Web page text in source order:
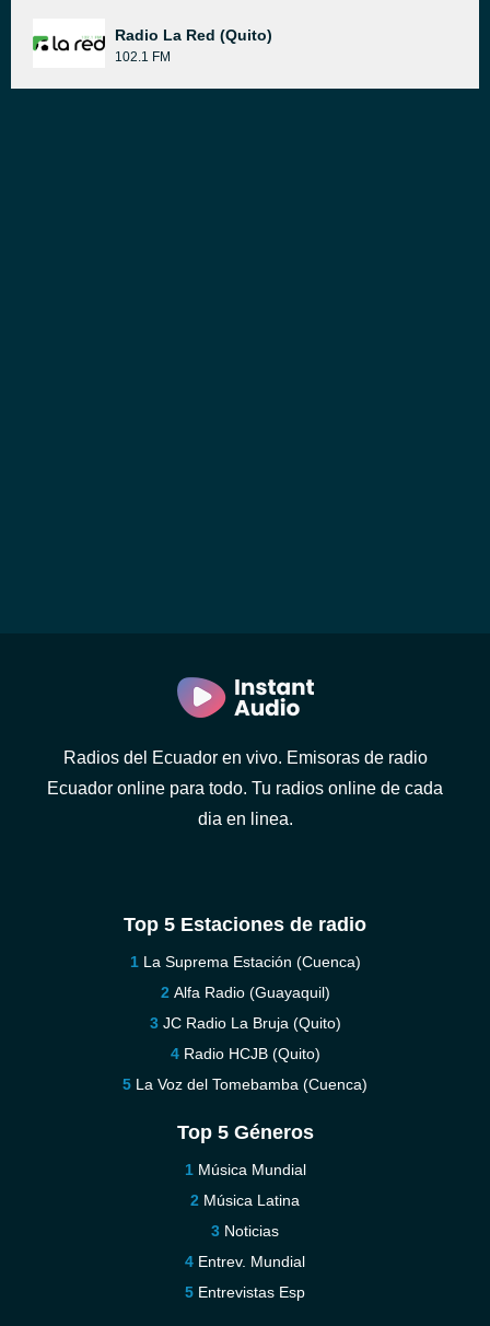
Radio La Red (Quito)
102.1 FM
Radios del Ecuador en vivo. Emisoras de radio
Ecuador online para todo. Tu radios online de cada
dia en linea.
Top 5 Estaciones de radio
La Suprema Estación (Cuenca)
Alfa Radio (Guayaquil)
JC Radio La Bruja (Quito)
Radio HCJB (Quito)
La Voz del Tomebamba (Cuenca)
Top 5 Géneros
Música Mundial
Música Latina
Noticias
Entrev. Mundial
Entrevistas Esp